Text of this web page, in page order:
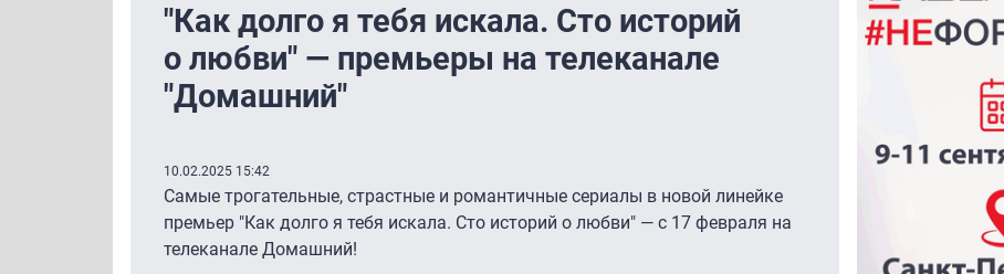
"Как долго я тебя искала. Сто историй
о любви" — премьеры на телеканале
"Домашний"
10.02.2025 15:42
Самые трогательные, страстные и романтичные сериалы в новой линейке
премьер "Как долго я тебя искала. Сто историй о любви" — с 17 февраля на
телеканале Домашний!